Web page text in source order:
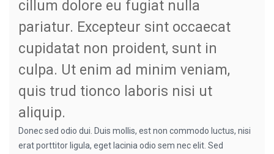
cillum dolore eu fugiat nulla
pariatur. Excepteur sint occaecat
cupidatat non proident, sunt in
culpa. Ut enim ad minim veniam,
quis trud tionco laboris nisi ut
aliquip.
Donec sed odio dui. Duis mollis, est non commodo luctus, nisi
erat porttitor ligula, eget lacinia odio sem nec elit. Sed